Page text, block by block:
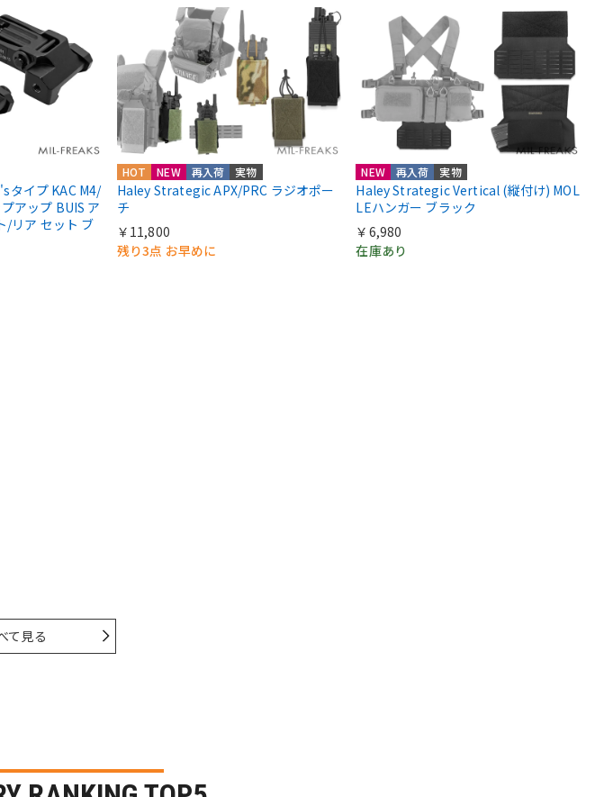
イプ KAC M4/
アップ BUIS ア
/リア セット ブ
HOT NEW 再入荷 実物
Haley Strategic APX/PRC ラジオポー
チ
￥11,800
残り3点 お早めに
NEW 再入荷 実物
Haley Strategic Vertical (縦付け) MOL
LEハンガー ブラック
￥6,980
在庫あり
て見る